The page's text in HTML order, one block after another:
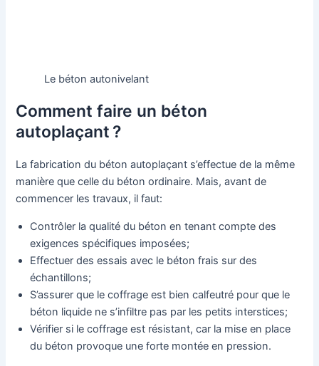
Le béton autonivelant
Comment faire un béton
autoplaçant ?
La fabrication du béton autoplaçant s’effectue de la même
manière que celle du béton ordinaire. Mais, avant de
commencer les travaux, il faut:
Contrôler la qualité du béton en tenant compte des
exigences spécifiques imposées;
Effectuer des essais avec le béton frais sur des
échantillons;
S’assurer que le coffrage est bien calfeutré pour que le
béton liquide ne s’infiltre pas par les petits interstices;
Vérifier si le coffrage est résistant, car la mise en place
du béton provoque une forte montée en pression.